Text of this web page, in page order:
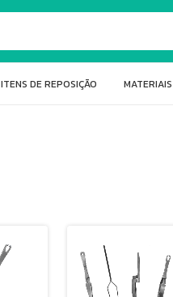
ITENS DE REPOSIÇÃO MATERIAIS